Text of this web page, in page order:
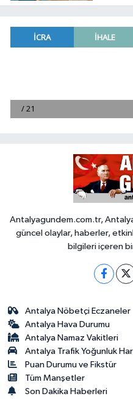
Antalyagundem.com.tr,
güncel olaylar, haberler,
bilgileri içeren
Antalya Nöbetçi Eczaneler
Antalya Hava Durumu
Antalya Namaz Vakitleri
Antalya Trafik Yoğunluk
Puan Durumu ve Fikstür
Tüm Manşetler
Son Dakika Haberleri